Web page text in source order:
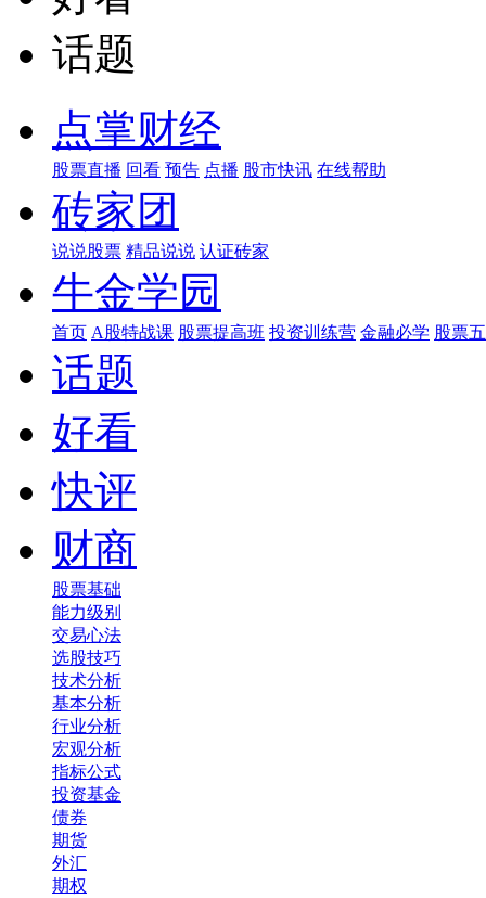
话题
点掌财经
股票直播 回看 预告 点播 股市快讯 在线帮助
砖家团
说说股票 精品说说 认证砖家
牛金学园
首页 A股特战课 股票提高班 投资训练营 金融必学 股票
话题
好看
快评
财商
股票基础
能力级别
交易心法
选股技巧
技术分析
基本分析
行业分析
宏观分析
指标公式
投资基金
债券
期货
外汇
期权